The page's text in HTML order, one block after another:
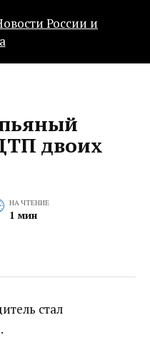
двоих
НА ЧТЕНИЕ
1 мин
стал